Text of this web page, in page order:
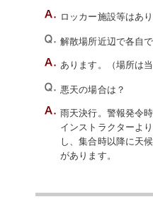
ロッカー施設等はあ
解散場所近辺で各自
あります。（場所は
悪天の場合は？
雨天決行。警報発令
インストラクターよ
し、集合時以降に天
があります。